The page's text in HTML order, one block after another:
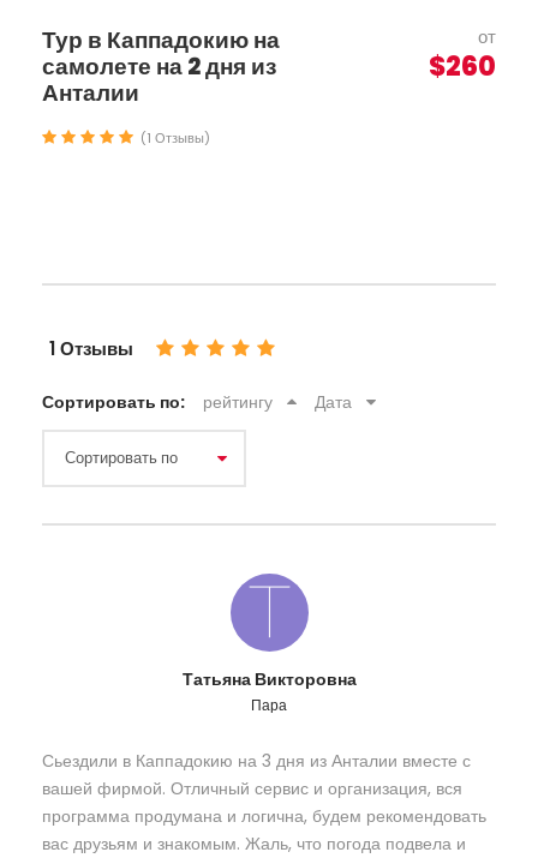
Тур в Каппадокию на
самолете на 2 дня из
Анталии
от
$260
(1 Отзывы)
1 Отзывы
Сортировать по: рейтингу Дата
Татьяна Викторовна
Пара
Сьездили в Каппадокию на 3 дня из Анталии вместе с
вашей фирмой. Отличный сервис и организация, вся
программа продумана и логична, будем рекомендовать
вас друзьям и знакомым. Жаль, что погода подвела и